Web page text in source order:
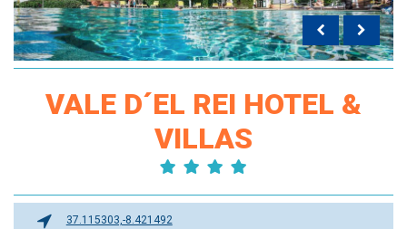
VALE D´EL REI HOTEL &
VILLAS
37.115303,-8.421492